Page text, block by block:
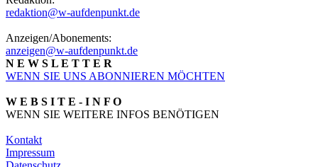
redaktion@w-aufdenpunkt.de
Anzeigen/Abonements:
anzeigen@w-aufdenpunkt.de
N E W S L E T T E R
WENN SIE UNS ABONNIEREN MÖCHTEN
W E B S I T E - I N F O
WENN SIE WEITERE INFOS BENÖTIGEN
Kontakt
Impressum